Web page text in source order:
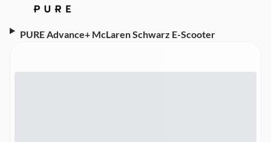
PURE Advance+ McLaren Schwarz E-Scooter